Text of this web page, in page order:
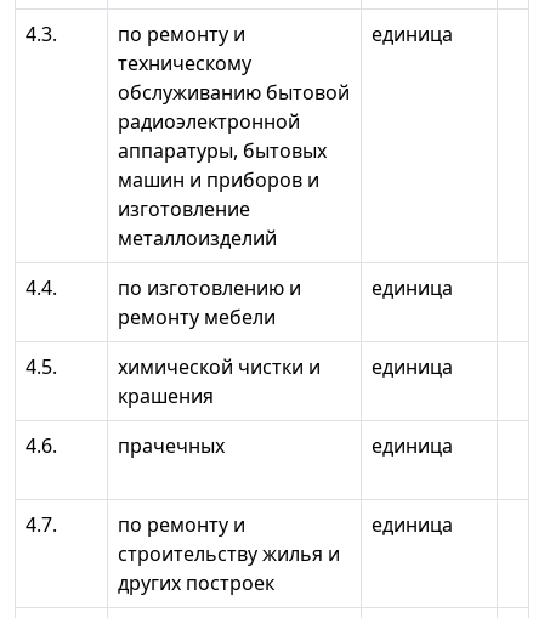
4.3.
по ремонту и
техническому
обслуживанию бытовой
радиоэлектронной
аппаратуры, бытовых
машин и приборов и
изготовление
металлоизделий
единица
4.4.
по изготовлению и
ремонту мебели
единица
4.5.
химической чистки и
крашения
единица
4.6. прачечных единица
4.7.
по ремонту и
строительству жилья и
других построек
единица